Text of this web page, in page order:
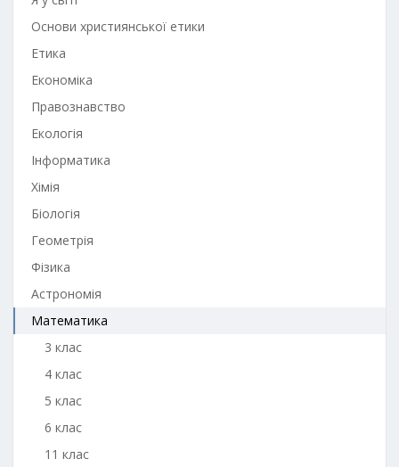
Основи християнської етики
Етика
Економіка
Правознавство
Екологія
Інформатика
Хімія
Біологія
Геометрія
Фізика
Астрономія
Математика
3 клас
4 клас
5 клас
6 клас
11 клас